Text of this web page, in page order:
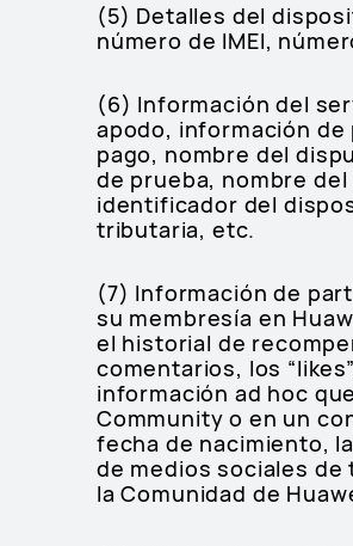
(5) Detalles del
número de IMEI,
(6) Información del
apodo, información
pago, nombre del
de prueba, nombre
identificador del
tributaria, etc.
(7) Información de
su membresía en
el historial de
comentarios, los
información ad hoc
Community o en un
fecha de nacimiento,
de medios sociales
la Comunidad de